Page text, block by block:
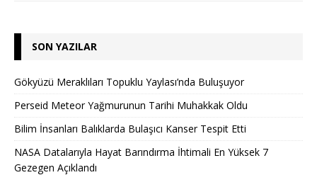
SON YAZILAR
Gökyüzü Meraklıları Topuklu Yaylası’nda Buluşuyor
Perseid Meteor Yağmurunun Tarihi Muhakkak Oldu
Bilim İnsanları Balıklarda Bulaşıcı Kanser Tespit Etti
NASA Datalarıyla Hayat Barındırma İhtimali En Yüksek 7
Gezegen Açıklandı